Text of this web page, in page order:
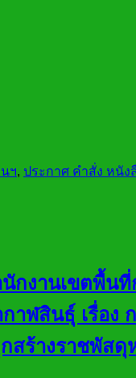
ฯ, ประกาศ คำสั่ง หนัง
กงานเขตพื้น
าฬสินธุ์ เรื่อง
สร้างราชพัสดุ